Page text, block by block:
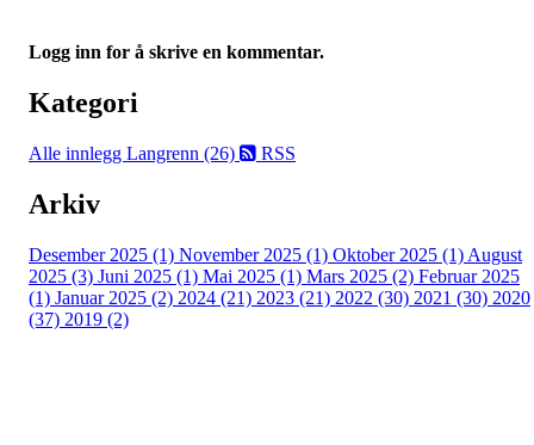
Logg inn for å skrive en kommentar.
Kategori
Alle innlegg Langrenn (26) RSS
Arkiv
Desember 2025 (1) November 2025 (1) Oktober 2025 (1) August
2025 (3) Juni 2025 (1) Mai 2025 (1) Mars 2025 (2) Februar 2025
(1) Januar 2025 (2) 2024 (21) 2023 (21) 2022 (30) 2021 (30) 2020
(37) 2019 (2)